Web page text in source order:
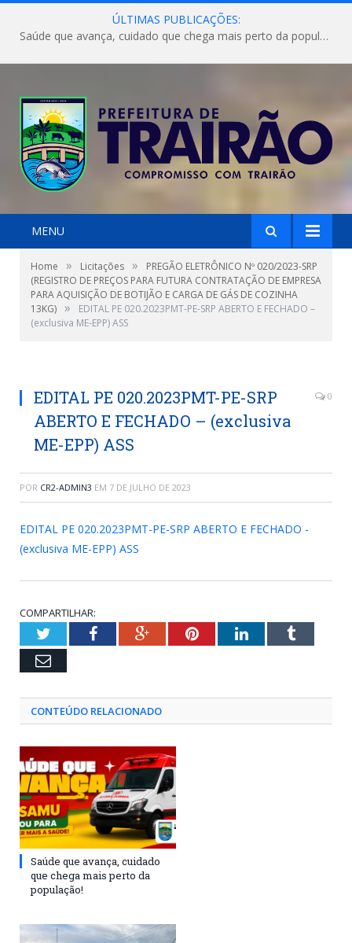
ÚLTIMAS PUBLICAÇÕES:
Saúde que avança, cuidado que chega mais perto da população!
MENU
Home » Licitações »
PREGÃO ELETRÔNICO Nº 020/2023-SRP
(REGISTRO DE PREÇOS PARA FUTURA CONTRATAÇÃO DE EMPRESA
PARA AQUISIÇÃO DE BOTIJÃO E CARGA DE GÁS DE COZINHA
13KG) »
EDITAL PE 020.2023PMT-PE-SRP ABERTO E FECHADO –
(exclusiva ME-EPP) ASS
EDITAL PE 020.2023PMT-PE-SRP
ABERTO E FECHADO – (exclusiva
ME-EPP) ASS
0
POR CR2-ADMIN3 EM 7 DE JULHO DE 2023
EDITAL PE 020.2023PMT-PE-SRP ABERTO E FECHADO -
(exclusiva ME-EPP) ASS
COMPARTILHAR:
TwitterFacebookGoogle+PinterestLinkedInTumblr
Email
CONTEÚDO RELACIONADO
Saúde que avança, cuidado
que chega mais perto da
população!